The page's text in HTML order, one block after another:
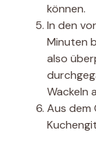
können.
In den
Minuten
also
Wackeln
Aus dem